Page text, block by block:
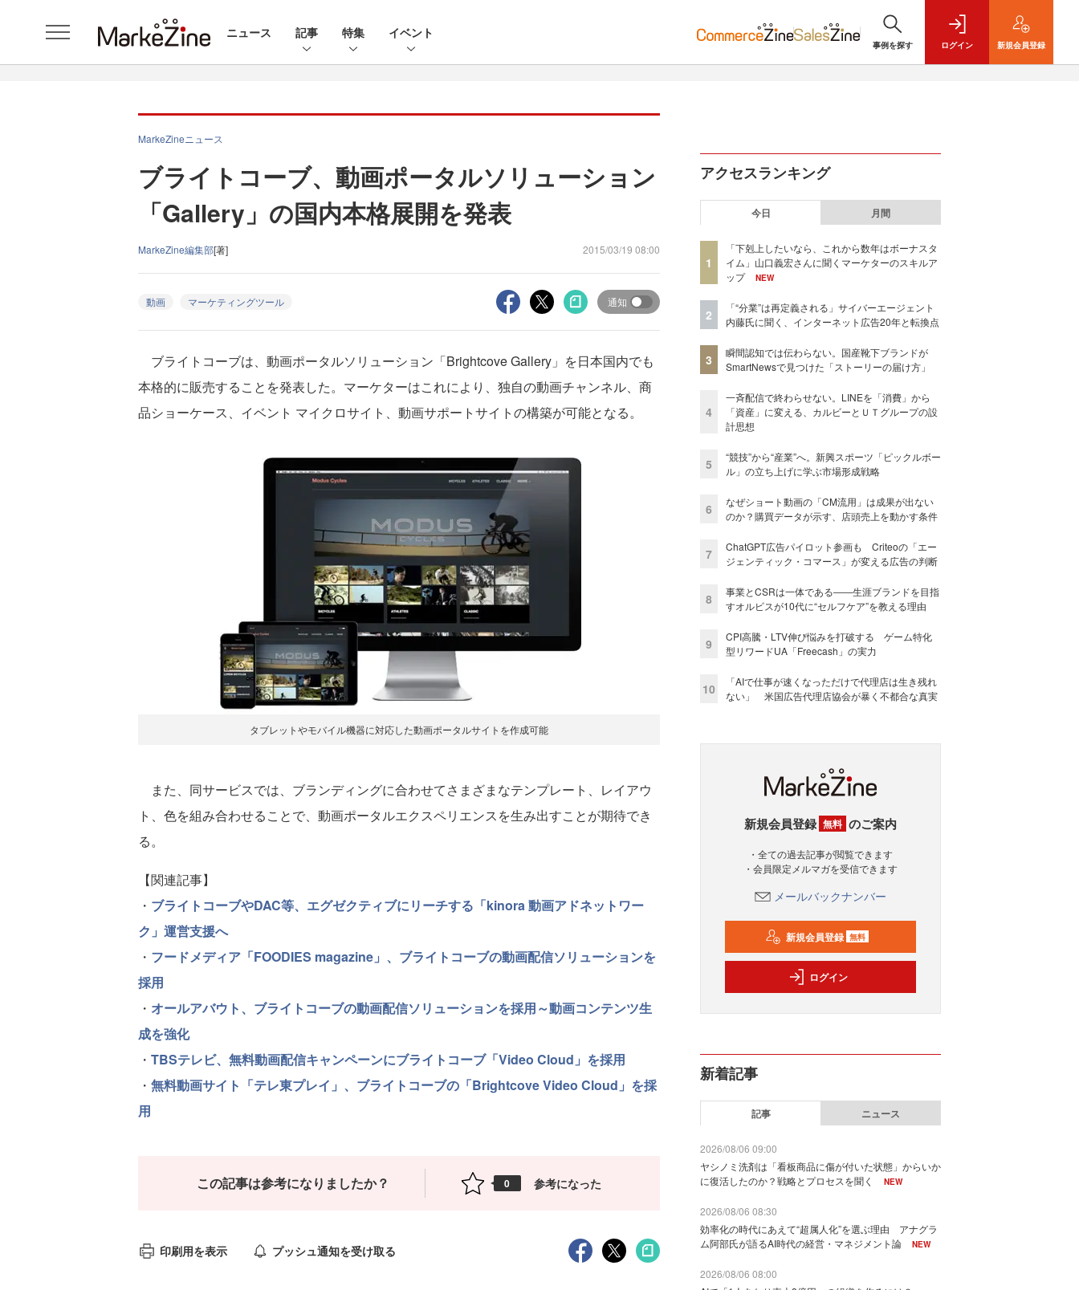
ニュース 記事 特集 イベント
事例を探す ログイン 新規会員登録
MarkeZineニュース
ブライトコーブ、動画ポータルソリューション
「Gallery」の国内本格展開を発表
MarkeZine編集部[著] 2015/03/19 08:00
動画 マーケティングツール 通知
ブライトコーブは、動画ポータルソリューション「Brightcove Gallery」を日本国内でも
本格的に販売することを発表した。マーケターはこれにより、独自の動画チャンネル、商
品ショーケース、イベント マイクロサイト、動画サポートサイトの構築が可能となる。
タブレットやモバイル機器に対応した動画ポータルサイトを作成可能
また、同サービスでは、ブランディングに合わせてさまざまなテンプレート、レイアウ
ト、色を組み合わせることで、動画ポータルエクスペリエンスを生み出すことが期待でき
る。
【関連記事】
・ ブライトコーブやDAC等、エグゼクティブにリーチする「kinora 動画アドネットワー
ク」運営支援へ
・ フードメディア「FOODIES magazine」、ブライトコーブの動画配信ソリューションを
採用
・ オールアバウト、ブライトコーブの動画配信ソリューションを採用～動画コンテンツ生
成を強化
・ TBSテレビ、無料動画配信キャンペーンにブライトコーブ「Video Cloud」を採用
・ 無料動画サイト「テレ東プレイ」、ブライトコーブの「Brightcove Video Cloud」を採
用
この記事は参考になりましたか？ 0 参考になった
印刷用を表示 プッシュ通知を受け取る
アクセスランキング
今日 月間
1
「下剋上したいなら、これから数年はボーナスタ
イム」山口義宏さんに聞くマーケターのスキルア
ップ
NEW
2
「“分業”は再定義される」サイバーエージェント
内藤氏に聞く、インターネット広告20年と転換点
3
瞬間認知では伝わらない。国産靴下ブランドが
SmartNewsで見つけた「ストーリーの届け方」
4
一斉配信で終わらせない。LINEを「消費」から
「資産」に変える、カルビーとＵＴグループの設
計思想
5
“競技”から“産業”へ。新興スポーツ「ピックルボー
ル」の立ち上げに学ぶ市場形成戦略
6
なぜショート動画の「CM流用」は成果が出ない
のか？購買データが示す、店頭売上を動かす条件
7
ChatGPT広告パイロット参画も Criteoの「エー
ジェンティック・コマース」が変える広告の判断
8
事業とCSRは一体である――生涯ブランドを目指
すオルビスが10代に“セルフケア”を教える理由
9
CPI高騰・LTV伸び悩みを打破する ゲーム特化
型リワードUA「Freecash」の実力
10
「AIで仕事が速くなっただけで代理店は生き残れ
ない」 米国広告代理店協会が暴く不都合な真実
新規会員登録 無料 のご案内
・全ての過去記事が閲覧できます
・会員限定メルマガを受信できます
メールバックナンバー
新規会員登録 無料
ログイン
新着記事
記事 ニュース
2026/08/06 09:00
ヤシノミ洗剤は「看板商品に傷が付いた状態」からいか
に復活したのか？戦略とプロセスを聞く
NEW
2026/08/06 08:30
効率化の時代にあえて“超属人化”を選ぶ理由 アナグラ
ム阿部氏が語るAI時代の経営・マネジメント論
NEW
2026/08/06 08:00